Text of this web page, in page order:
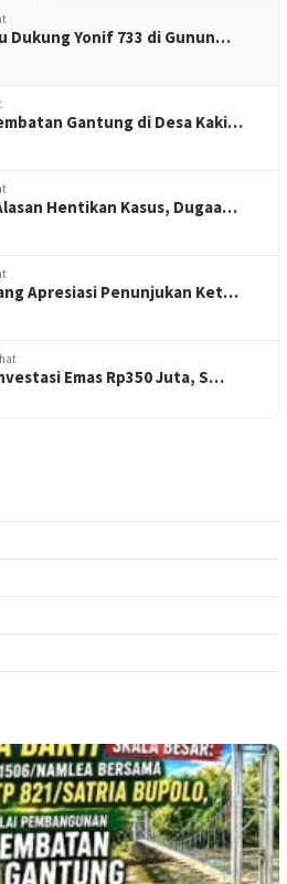
Dukung Yonif 733 di Gunun…
Gantung di Desa Kaki…
Hentikan Kasus, Dugaa…
Apresiasi Penunjukan Ket…
Emas Rp350 Juta, S…